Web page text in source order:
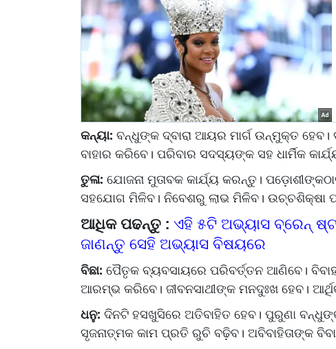
କନ୍ୟା: ବନ୍ଧୁଙ୍କ ଦ୍ବାରା ଆୟର ମାର୍ଗ ଉନ୍ମୁକ୍ତ
ବାହାର କରିବେ। ପରିବାର ସଦସ୍ୟଙ୍କ ସହ ଧାର୍ମିକ
ତୁଳା: ଯୋଜନା ମୁତାବକ କାର୍ଯ୍ୟ କରନ୍ତୁ।
ସହଯୋଗ ମିଳିବ। ନିବେଶରୁ ଲାଭ ମିଳିବ। ଉଚ୍ଚଶିକ୍ଷା
ଆଧିକ ପଢନ୍ତୁ : ଏହି ୫ଟି ଅଭ୍ୟାସ ବ୍ରେନ୍
ଜାଣନ୍ତୁ ସେହି ଅଭ୍ୟାସ ବିଷୟରେ
ବିଛା: ପୈତୃକ ବ୍ୟବସାୟରେ ପରିବର୍ତ୍ତନ ଆଣିବେ।
ଆରମ୍ଭ କରିବେ। ଜୀବନସାଥୀଙ୍କ ମନଦୁଃଖ ହେବ।
ଧନୁ: ଦିନଟି ହସଖୁସିରେ ଅତିବାହିତ ହେବ। ପୁରୁଣା
ସୃଜନାତ୍ମକ କାମ ପ୍ରତି ରୁଚି ବଢ଼ିବ। ଅବିବାହିତାଙ୍କ